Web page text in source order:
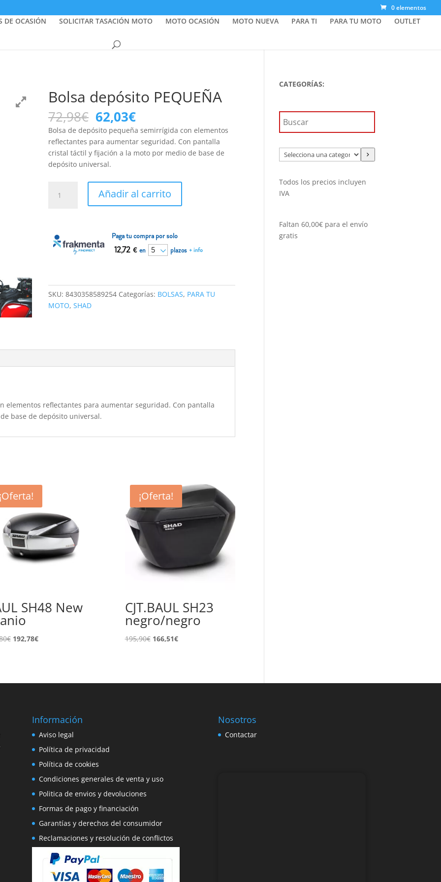
0 elementos
DE OCASIÓN SOLICITAR TASACIÓN MOTO MOTO OCASIÓN MOTO NUEVA PARA TI PARA TU MOTO OUTLET
Bolsa depósito PEQUEÑA
72,98€ El
precio
original
era:
72,98€.
62,03€El
precio
actual
es:
62,03€.
Bolsa de depósito pequeña semirrígida con elementos
reflectantes para aumentar seguridad. Con pantalla
cristal táctil y fijación a la moto por medio de base de
depósito universal.
depósito
Añadir al carrito
Paga tu compra por solo
12,72 € en plazos + info
SKU:8430358589254 Categorías: BOLSAS, PARA TU
MOTO,SHAD
elementos reflectantes para aumentar seguridad. Con pantalla
base de depósito universal.
¡Oferta!
SH48 New
€ El
226,80€.
192,78€El
192,78€.
¡Oferta!
CJT.BAUL SH23
negro/negro
195,90€ El
195,90€.
166,51€El
166,51€.
CATEGORÍAS:
Selecciona
una
Todos los precios incluyen
IVA
Faltan60,00€ para el envío
gratis
Información
Aviso legal
Política de privacidad
Política de cookies
Condiciones generales de venta y uso
Politica de envios y devoluciones
Formas de pago y financiación
Garantías y derechos del consumidor
Reclamaciones y resolución de conflictos
Nosotros
Contactar